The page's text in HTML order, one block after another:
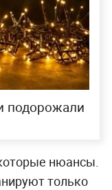
подорожали
нюансы.
только